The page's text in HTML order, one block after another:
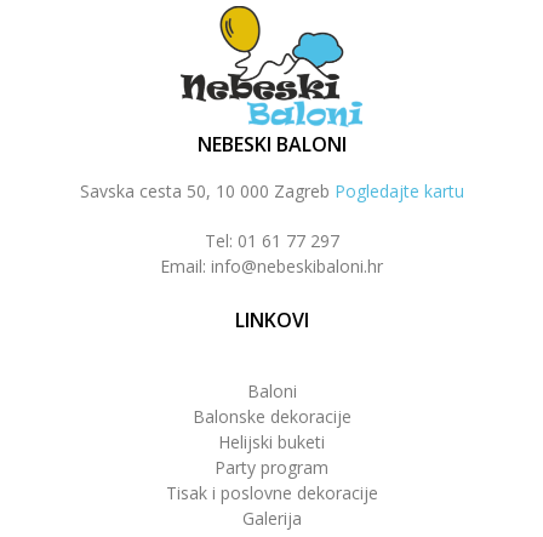
NEBESKI BALONI
Savska cesta 50, 10 000 Zagreb Pogledajte kartu
Tel: 01 61 77 297
Email: info@nebeskibaloni.hr
LINKOVI
Baloni
Balonske dekoracije
Helijski buketi
Party program
Tisak i poslovne dekoracije
Galerija